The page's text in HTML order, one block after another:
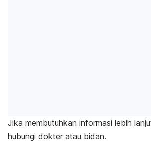
Jika membutuhkan informasi lebih
hubungi dokter atau bidan.